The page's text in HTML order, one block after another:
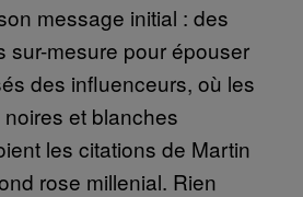
message initial : des
sur-mesure pour épouser
des influenceurs, où les
et blanches
les citations de Martin
rose millenial. Rien